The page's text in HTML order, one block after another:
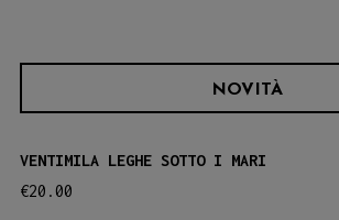
NOVITÀ
VENTIMILA LEGHE SOTTO I MARI
€20.00